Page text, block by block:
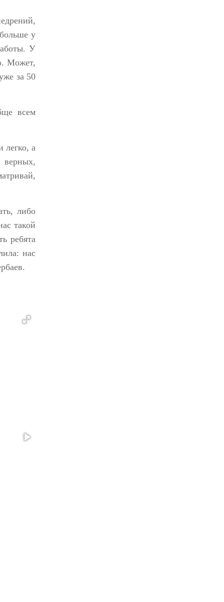
у
У
Может,
за 50
всем
легко, а
либо
такой
ребята
нас